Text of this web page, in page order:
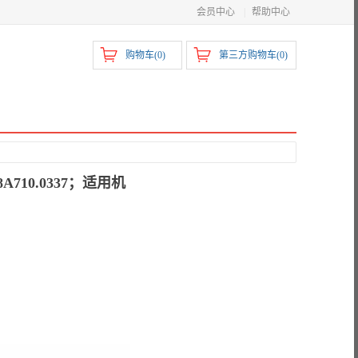
会员中心 帮助中心
第三方购物车(0)
购物车(0)
；适用机